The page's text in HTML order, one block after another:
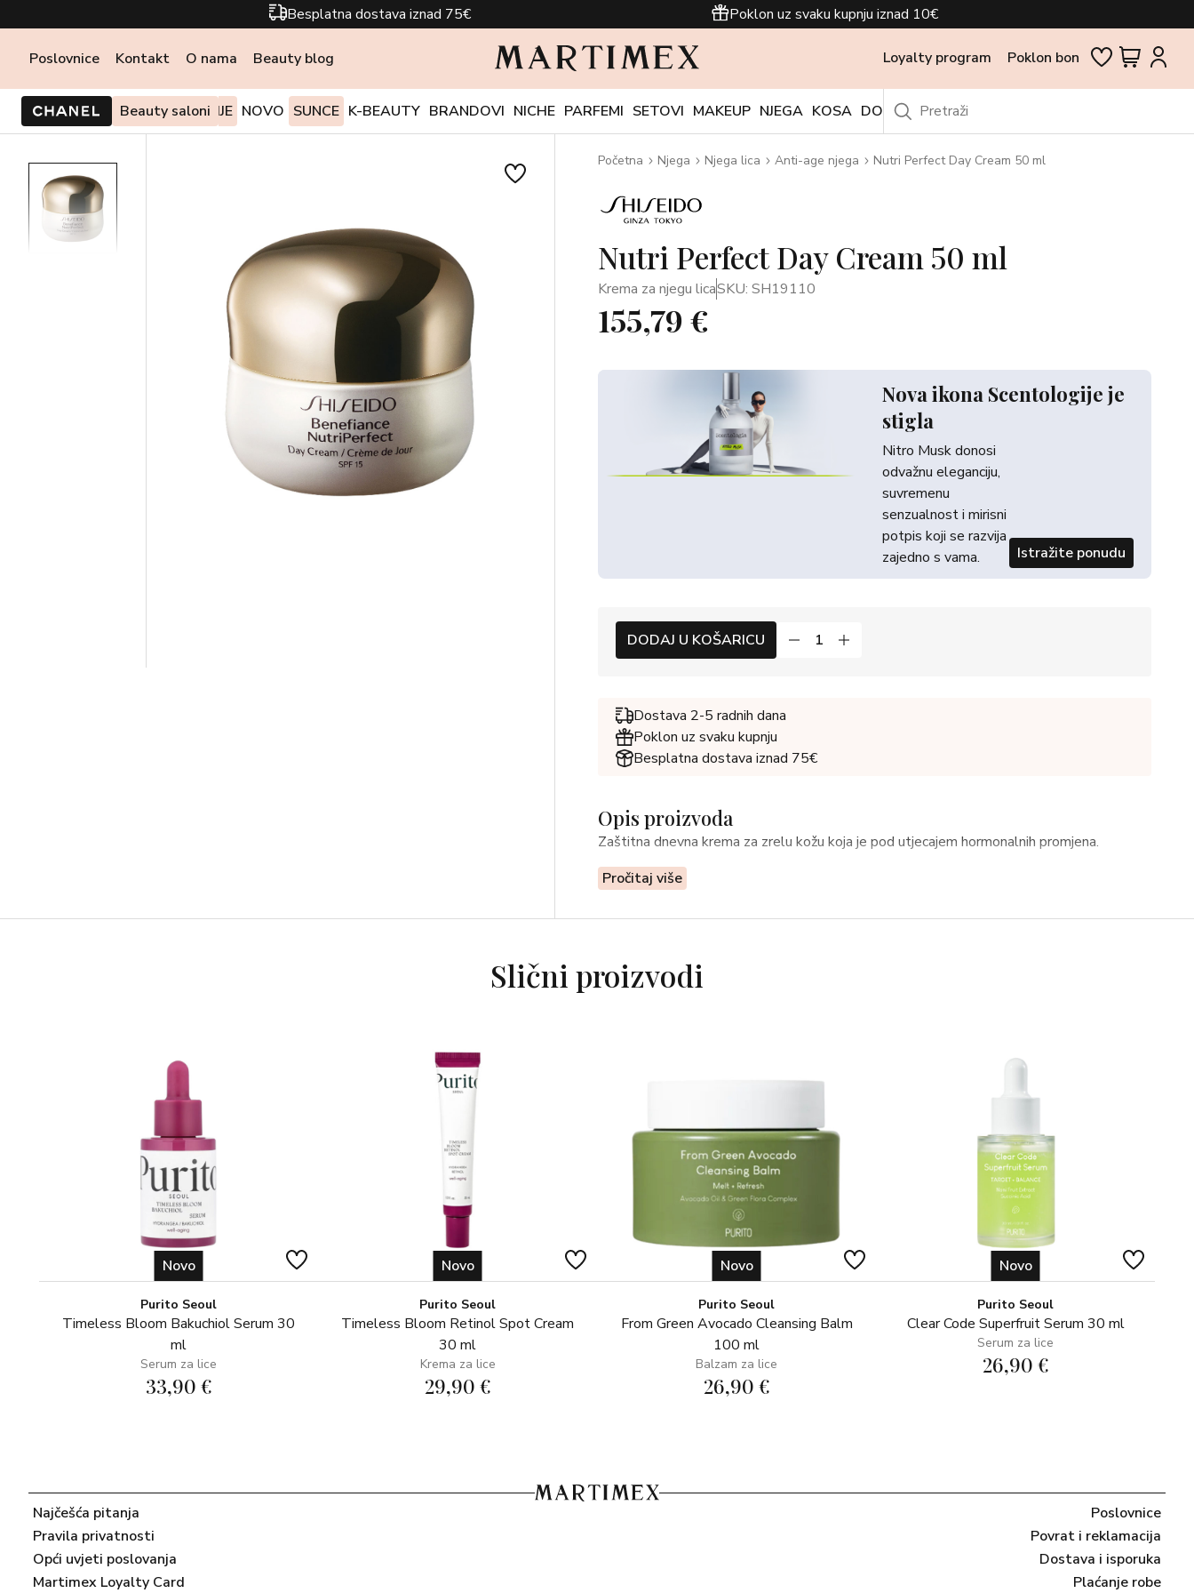
Besplatna dostava iznad 75€ Poklon uz svaku kupnju iznad 10€
Poslovnice Kontakt O nama Beauty blog Loyalty program Poklon bon
Beauty saloni
PONUDE I AKCIJE NOVO SUNCE K-BEAUTY BRANDOVI NICHE PARFEMI SETOVI MAKEUP NJEGA KOSA DODACI OUTLET
Početna Njega Njega lica Anti-age njega Nutri Perfect Day Cream 50 ml
Nutri Perfect Day Cream 50 ml
Krema za njegu licaSKU: SH19110
155,79 €
Nova ikona Scentologije je
stigla
Nitro Musk donosi
odvažnu eleganciju,
suvremenu
senzualnost i mirisni
potpis koji se razvija
zajedno s vama.
Istražite ponudu
DODAJ U KOŠARICU
Dostava 2-5 radnih dana
Poklon uz svaku kupnju
Besplatna dostava iznad 75€
Opis proizvoda
Zaštitna dnevna krema za zrelu kožu koja je pod utjecajem hormonalnih promjena.
Pročitaj više
Slični proizvodi
Novo
Purito Seoul
Timeless Bloom Bakuchiol Serum 30
ml
Serum za lice
33,90 €
Novo
Purito Seoul
Timeless Bloom Retinol Spot Cream
30 ml
Krema za lice
29,90 €
Novo
Purito Seoul
From Green Avocado Cleansing Balm
100 ml
Balzam za lice
26,90 €
Novo
Purito Seoul
Clear Code Superfruit Serum 30 ml
Serum za lice
26,90 €
Najčešća pitanja
Pravila privatnosti
Opći uvjeti poslovanja
Martimex Loyalty Card
Poslovnice
Povrat i reklamacija
Dostava i isporuka
Plaćanje robe